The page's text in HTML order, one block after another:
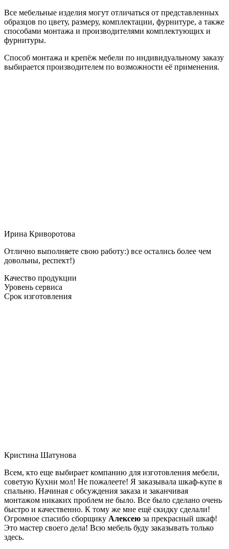
Все мебельные изделия могут отличаться от представленных
образцов по цвету, размеру, комплектации, фурнитуре, а также
способами монтажа и производителями комплектующих и
фурнитуры.
Способ монтажа и крепёж мебели по индивидуальному заказу
выбирается производителем по возможности её применения.
Ирина Криворотова
Отлично выполняете свою работу:) все остались более чем
довольны, респект!)
Качество продукции
Уровень сервиса
Срок изготовления
Кристина Шатунова
Всем, кто еще выбирает компанию для изготовления мебели,
советую Кухни мол! Не пожалеете! Я заказывала шкаф-купе в
спальню. Начиная с обсуждения заказа и заканчивая
монтажом никаких проблем не было. Все было сделано очень
быстро и качественно. К тому же мне ещё скидку сделали!
Огромное спасибо сборщику Алексею за прекрасный шкаф!
Это мастер своего дела! Всю мебель буду заказывать только
здесь.